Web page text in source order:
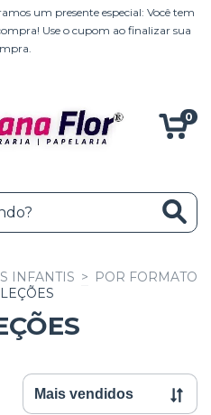
um presente especial: Você tem
Use o cupom ao finalizar sua
0
INFANTIS > POR FORMATO